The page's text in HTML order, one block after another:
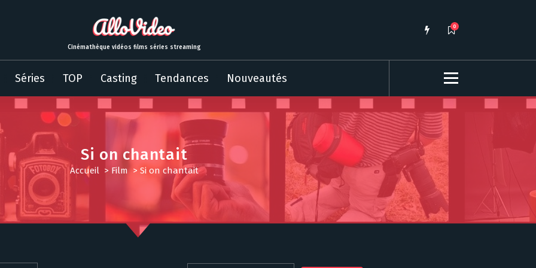
Cinémathèque vidéos films séries streaming
0
Séries TOP Casting Tendances Nouveautés
Si on chantait
Accueil > Film> Si on chantait